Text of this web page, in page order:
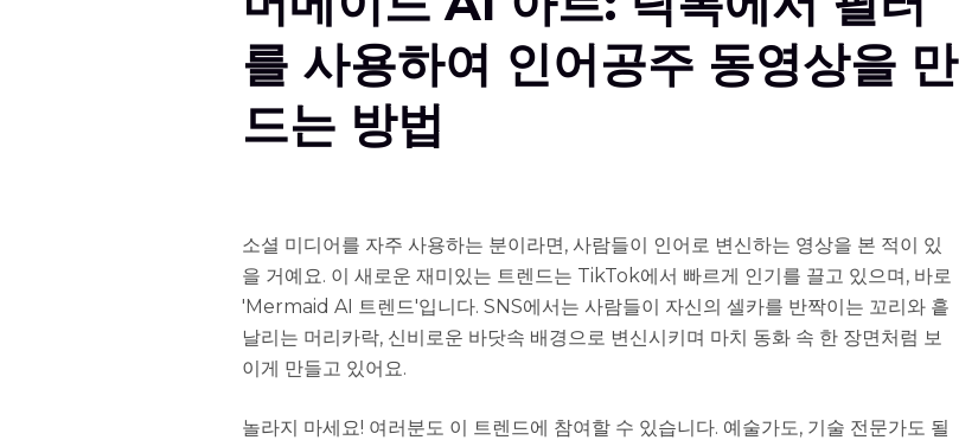
를 사용하여 인어공주 동영상을 만
드는 방법
소셜 미디어를 자주 사용하는 분이라면, 사람들이 인어로 변신하는 영상을 본 적이 있
을 거예요. 이 새로운 재미있는 트렌드는 TikTok에서 빠르게 인기를 끌고 있으며, 바로
'Mermaid AI 트렌드'입니다. SNS에서는 사람들이 자신의 셀카를 반짝이는 꼬리와 흩
날리는 머리카락, 신비로운 바닷속 배경으로 변신시키며 마치 동화 속 한 장면처럼 보
이게 만들고 있어요.
놀라지 마세요! 여러분도 이 트렌드에 참여할 수 있습니다. 예술가도, 기술 전문가도 될